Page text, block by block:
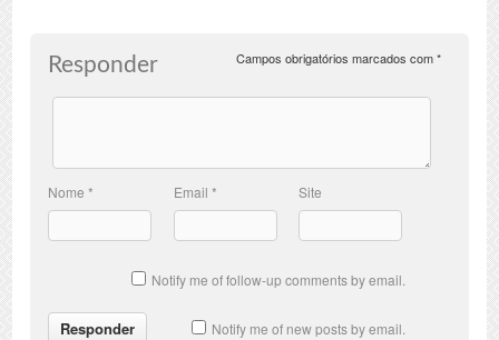
Responder Campos obrigatórios marcados com*
Nome* Email * Site
Notify me of follow-up comments by email.
Notify me of new posts by email.